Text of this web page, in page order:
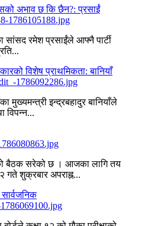
अभाव छ कि छैन?: प्रसाईं
सांसद रमेश प्रसाईंले आफ्नै पार्टी
विशेष प्राथमिकता: बानियाँ
मुख्यमन्त्री इन्द्रबहादुर बानियाँले
विपन्न...
बैठक सरेको छ । आजका लागि तय
शुक्रबार अपराह्न...
सार्वजनिक